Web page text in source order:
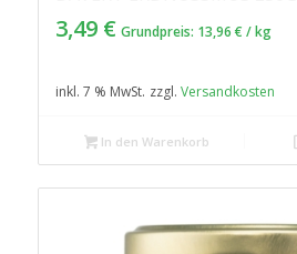
3,49 € Grundpreis: 13,96 € /kg
inkl. 7 % MwSt. zzgl. Versandkosten
In den Warenkorb